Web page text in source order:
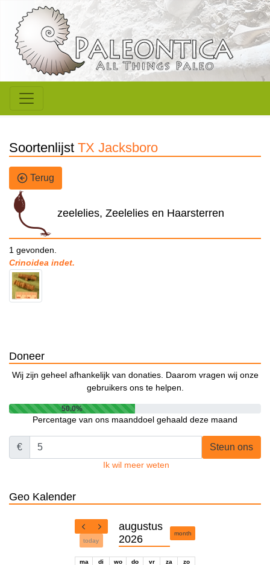
Soortenlijst TX Jacksboro
Terug
zeelelies, Zeelelies en Haarsterren
1 gevonden.
Crinoidea indet.
Doneer
Wij zijn geheel afhankelijk van donaties. Daarom vragen wij onze
gebruikers ons te helpen.
50.0%
Percentage van ons maanddoel gehaald deze maand
€ Steun ons
Ik wil meer weten
Geo Kalender
today
augustus
2026
month
ma di wo do vr za
zo